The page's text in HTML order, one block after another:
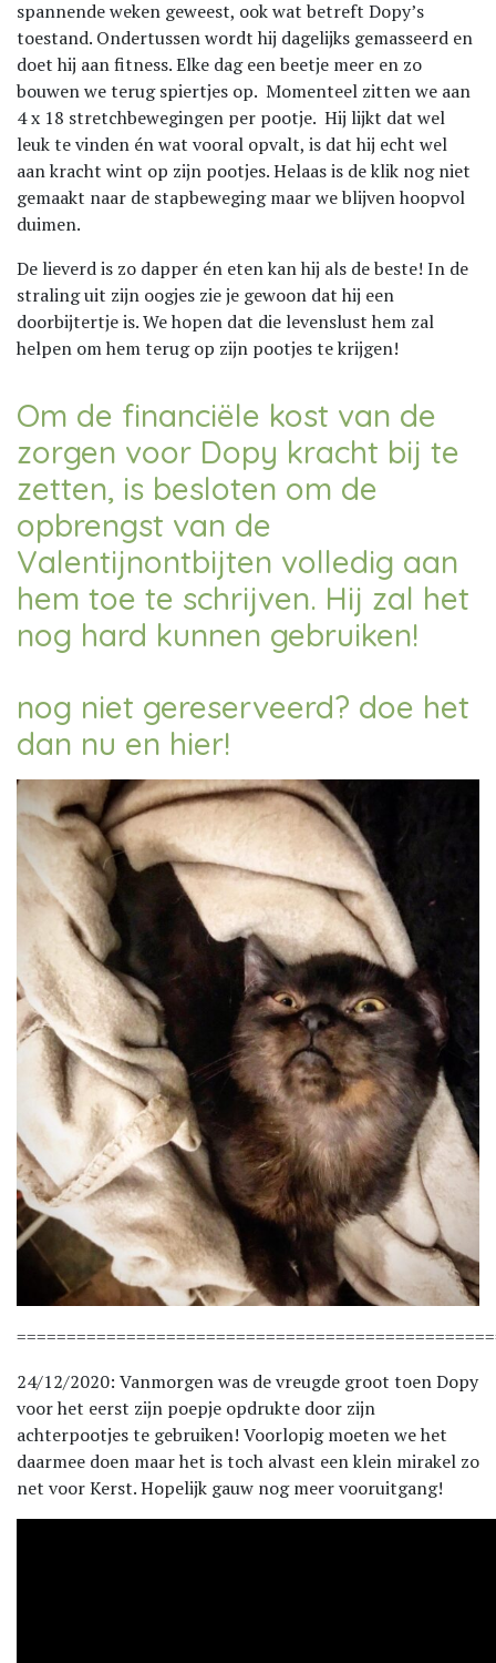
spannende weken geweest, ook wat betreft Dopy’s
toestand. Ondertussen wordt hij dagelijks gemasseerd en
doet hij aan fitness. Elke dag een beetje meer en zo
bouwen we terug spiertjes op. Momenteel zitten we aan
4 x 18 stretchbewegingen per pootje. Hij lijkt dat wel
leuk te vinden én wat vooral opvalt, is dat hij echt wel
aan kracht wint op zijn pootjes. Helaas is de klik nog niet
gemaakt naar de stapbeweging maar we blijven hoopvol
duimen.
De lieverd is zo dapper én eten kan hij als de beste! In de
straling uit zijn oogjes zie je gewoon dat hij een
doorbijtertje is. We hopen dat die levenslust hem zal
helpen om hem terug op zijn pootjes te krijgen!
Om de financiële kost van de
zorgen voor Dopy kracht bij te
zetten, is besloten om de
opbrengst van de
Valentijnontbijten volledig aan
hem toe te schrijven. Hij zal het
nog hard kunnen gebruiken!
nog niet gereserveerd? doe het
dan nu en hier!
24/12/2020: Vanmorgen was de vreugde groot toen Dopy
voor het eerst zijn poepje opdrukte door zijn
achterpootjes te gebruiken! Voorlopig moeten we het
daarmee doen maar het is toch alvast een klein mirakel zo
net voor Kerst. Hopelijk gauw nog meer vooruitgang!